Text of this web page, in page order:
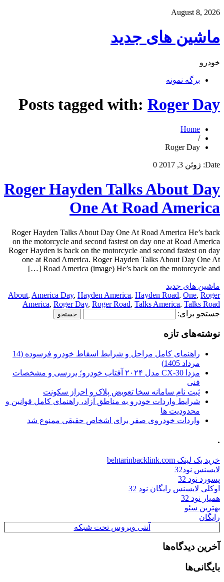
August 8, 2026
ماشین های جدید
خودرو
برگه نمونه
Posts tagged with: Roger Day
Home
/
Roger Day
Date: ژوئن 3, 2017 0
Roger Hayden Talks About Day
One At Road America
Roger Hayden Talks About Day One At Road America He’s back
on the motorcycle and second fastest on day one at Road America
Roger Hayden is back on the motorcycle and second fastest on day
one at Road America. Roger Hayden Talks About Day One At
Road America (image) He’s back on the motorcycle and […]
ماشین های جدید
About, America Day, Hayden America, Hayden Road, One, Roger
America, Roger Day, Roger Road, Talks America, Talks Road
جستجو برای:
نوشته‌های تازه
راهنمای کامل مراحل و شرایط اسقاط خودرو فرسوده (14
مرداد 1405)
مزدا CX-30 مدل ۲۰۲۴ آفتاب خودرو؛ بررسی و مشخصات
فنی
ثبت نام سامانه سخا تعویض پلاک و احراز سکونت
شرایط واردات خودرو به مناطق آزاد، راهنمای کامل قوانین و
محدودیت ها
واردات خودروی صفر برای اشخاص حقیقی ممنوع شد
.
خرید بک لینک behtarinbacklink.com
لایسنس نود32
پسورد نود 32
اوکلی لایسنس رایگان نود 32
همیار نود 32
بهترین سئو
رایگان
آنتی ویروس تحت شبکه
آخرین دیدگاه‌ها
بایگانی‌ها